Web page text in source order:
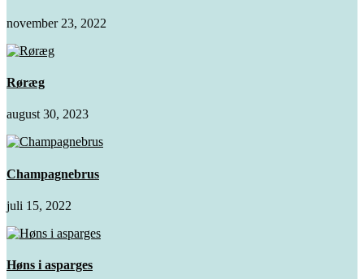
november 23, 2022
Røræg
august 30, 2023
Champagnebrus
juli 15, 2022
Høns i asparges